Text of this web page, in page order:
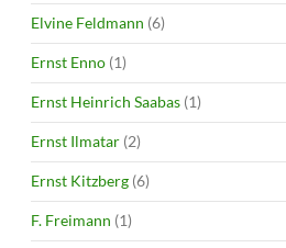
Elvine Feldmann (6)
Ernst Enno (1)
Ernst Heinrich Saabas (1)
Ernst Ilmatar (2)
Ernst Kitzberg (6)
F. Freimann (1)